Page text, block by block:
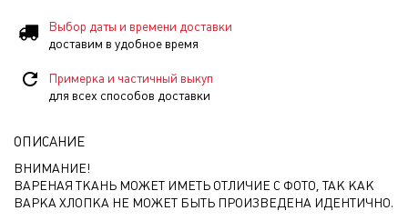
Выбор даты и времени доставки
доставим в удобное время
Примерка и частичный выкуп
для всех способов доставки
ОПИСАНИЕ
ВНИМАНИЕ!
ВАРЕНАЯ ТКАНЬ МОЖЕТ ИМЕТЬ ОТЛИЧИЕ С ФОТО, ТАК КАК
ВАРКА ХЛОПКА НЕ МОЖЕТ БЫТЬ ПРОИЗВЕДЕНА ИДЕНТИЧНО.